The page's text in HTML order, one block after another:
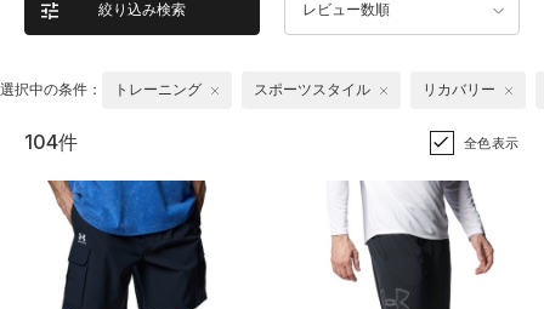
絞り込み検索 レビュー数順
選択中の条件： トレーニング スポーツスタイル リカバリー
104件 全色表示